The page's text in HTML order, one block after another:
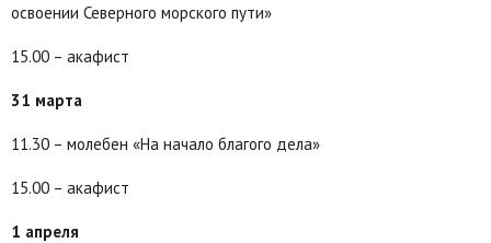
освоении Северного морского пути»
15.00 – акафист
31 марта
11.30 – молебен «На начало благого дела»
15.00 – акафист
1 апреля